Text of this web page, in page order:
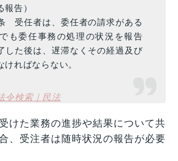
報告）
受任者は、委任者の請求がある
も委任事務の処理の状況を報告
した後は、遅滞なくその経過及び
ればならない。
令検索｜民法
けた業務の進捗や結果について共
、受注者は随時状況の報告が必要